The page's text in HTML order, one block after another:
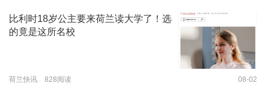
比利时18岁公主要来荷兰读大学了！选
的竟是这所名校
荷兰快讯 828阅读 08-02